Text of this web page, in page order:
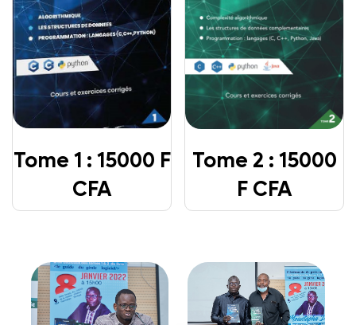
Tome 1 : 15000 F
CFA
Tome 2 : 15000
F CFA